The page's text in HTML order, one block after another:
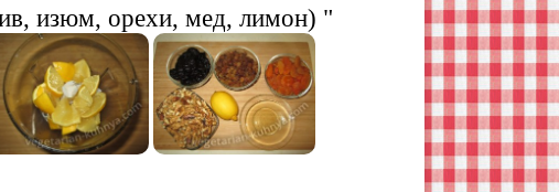
изюм, орехи, мед, лимон) "